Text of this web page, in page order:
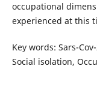
occupational
experienced at this
Key words: Sars-
Social isolation,